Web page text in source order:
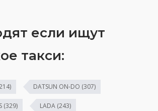
если ищут
такси:
DATSUN ON-DO (307)
(329) LADA (243)